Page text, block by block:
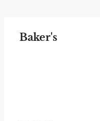
Baker's